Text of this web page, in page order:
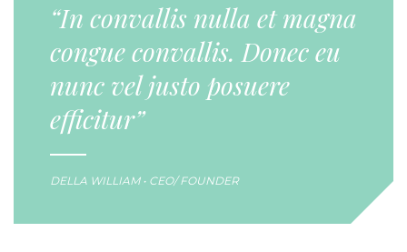
“In convallis nulla et magna
congue convallis. Donec eu
nunc vel justo posuere
efficitur”
DELLA WILLIAM • CEO/ FOUNDER